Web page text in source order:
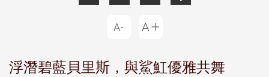
浮潛碧藍貝里斯，與鯊魟優雅共舞